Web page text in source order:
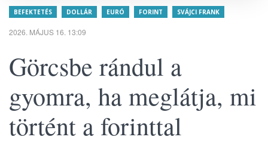
BEFEKTETÉS DOLLÁR EURÓ FORINT SVÁJCI FRANK
2026. MÁJUS 16. 13:09
Görcsbe rándul a
gyomra, ha meglátja, mi
történt a forinttal